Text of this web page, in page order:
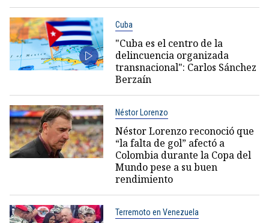
Cuba
"Cuba es el centro de la
delincuencia organizada
transnacional": Carlos Sánchez
Berzaín
Néstor Lorenzo
Néstor Lorenzo reconoció que
“la falta de gol” afectó a
Colombia durante la Copa del
Mundo pese a su buen
rendimiento
Terremoto en Venezuela